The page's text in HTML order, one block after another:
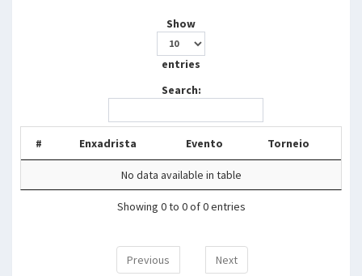
Show
entries
Search:
# Enxadrista Evento Torneio
No data available in table
Showing 0 to 0 of 0 entries
Previous Next